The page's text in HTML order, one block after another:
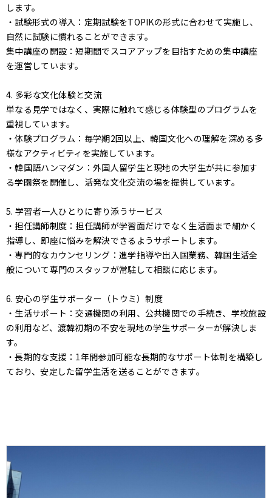
します。
・試験形式の導入：定期試験をTOPIKの形式に合わせて実施し、
自然に試験に慣れることができます。
集中講座の開設：短期間でスコアアップを目指すための集中講座
を運営しています。
4. 多彩な文化体験と交流
単なる見学ではなく、実際に触れて感じる体験型のプログラムを
重視しています。
・体験プログラム：毎学期2回以上、韓国文化への理解を深める多
様なアクティビティを実施しています。
・韓国語ハンマダン：外国人留学生と現地の大学生が共に参加す
る学園祭を開催し、活発な文化交流の場を提供しています。
5. 学習者一人ひとりに寄り添うサービス
・担任講師制度：担任講師が学習面だけでなく生活面まで細かく
指導し、即座に悩みを解決できるようサポートします。
・専門的なカウンセリング：進学指導や出入国業務、韓国生活全
般について専門のスタッフが常駐して相談に応じます。
6. 安心の学生サポーター（トウミ）制度
・生活サポート：交通機関の利用、公共機関での手続き、学校施設
の利用など、渡韓初期の不安を現地の学生サポーターが解決しま
す。
・長期的な支援：1年間参加可能な長期的なサポート体制を構築し
ており、安定した留学生活を送ることができます。